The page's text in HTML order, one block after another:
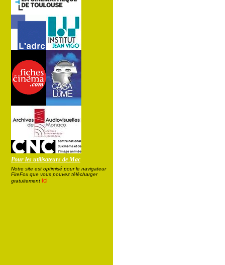
Pour les utilisateurs de Mac
Notre site est optimisé pour le navigateur
FireFox que vous pouvez télécharger
gratuitement ici